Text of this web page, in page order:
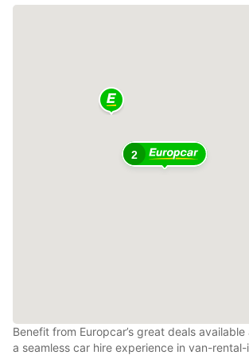
2
Benefit from Europcar’s great deals
a seamless car hire experience in van-